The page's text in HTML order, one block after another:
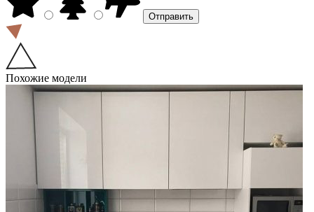
Похожие модели